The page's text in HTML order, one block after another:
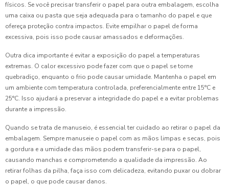
físicos. Se você precisar transferir o papel para outra embalagem, escolha
uma caixa ou pasta que seja adequada para o tamanho do papel e que
ofereça proteção contra impactos. Evite empilhar o papel de forma
excessiva, pois isso pode causar amassados e deformações.
Outra dica importante é evitar a exposição do papel a temperaturas
extremas. O calor excessivo pode fazer com que o papel se torne
quebradiço, enquanto o frio pode causar umidade. Mantenha o papel em
um ambiente com temperatura controlada, preferencialmente entre 15°C e
25°C. Isso ajudará a preservar a integridade do papel e a evitar problemas
durante a impressão.
Quando se trata de manuseio, é essencial ter cuidado ao retirar o papel da
embalagem. Sempre manuseie o papel com as mãos limpas e secas, pois
a gordura e a umidade das mãos podem transferir-se para o papel,
causando manchas e comprometendo a qualidade da impressão. Ao
retirar folhas da pilha, faça isso com delicadeza, evitando puxar ou dobrar
o papel, o que pode causar danos.